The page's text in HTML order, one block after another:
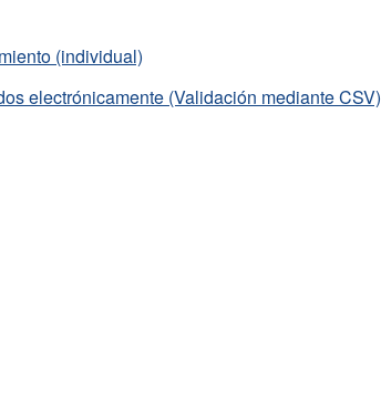
(individual)
electrónicamente (Validación mediante CSV)